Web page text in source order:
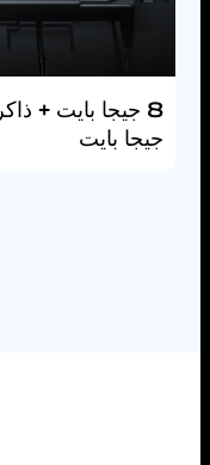
جيجا بايت